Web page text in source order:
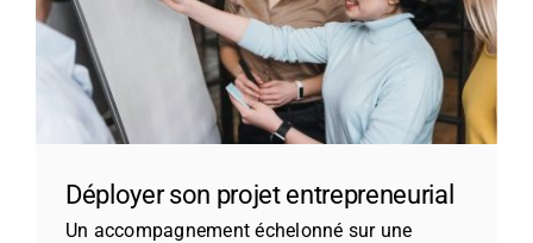
Déployer son projet entrepreneurial
Un accompagnement échelonné sur une